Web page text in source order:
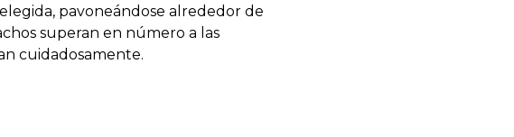
pavoneándose alrededor de
superan en número a las
cuidadosamente.